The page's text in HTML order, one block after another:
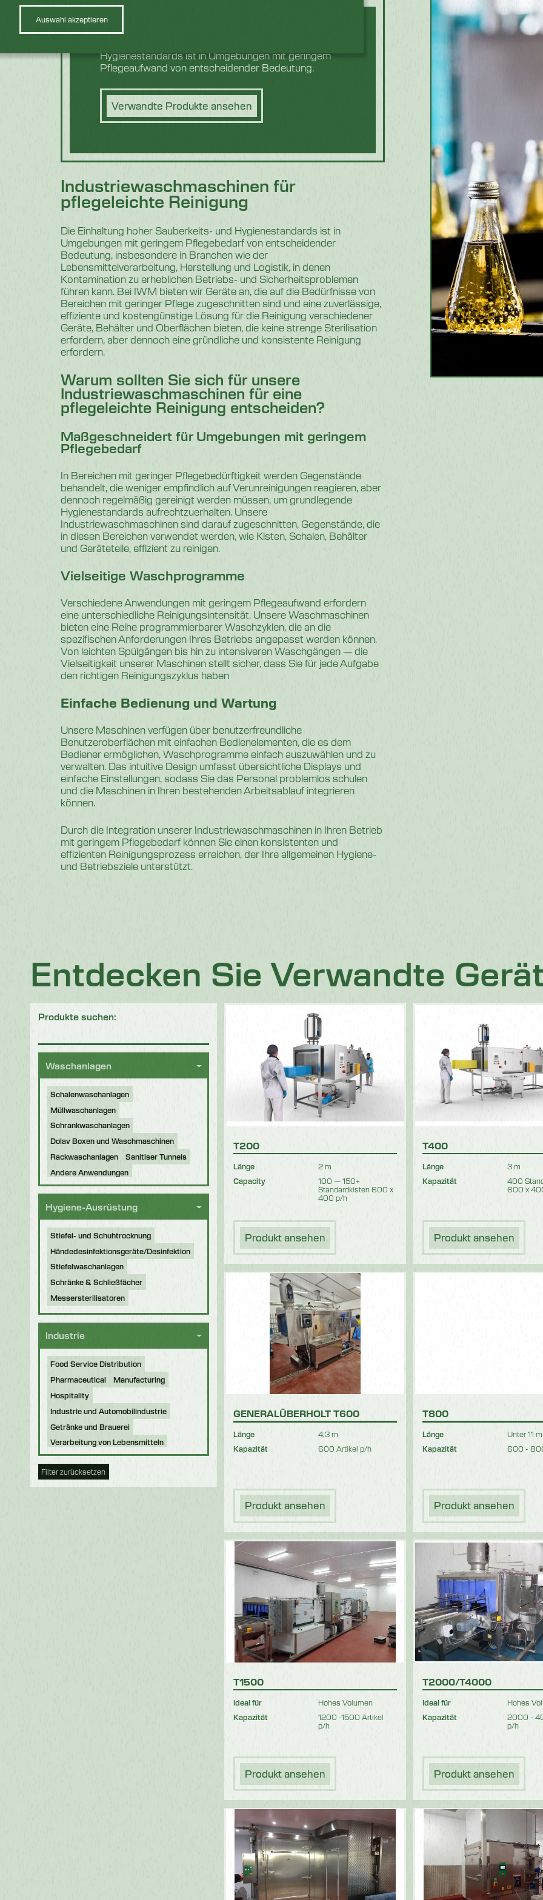
Auswahl akzeptieren
Hygienestandards ist in Umgebungen mit geringem
Pflegeaufwand von entscheidender Bedeutung.
Verwandte Produkte ansehen
Industriewaschmaschinen für
pflegeleichte Reinigung
Die Einhaltung hoher Sauberkeits- und Hygienestandards ist in
Umgebungen mit geringem Pflegebedarf von entscheidender
Bedeutung, insbesondere in Branchen wie der
Lebensmittelverarbeitung, Herstellung und Logistik, in denen
Kontamination zu erheblichen Betriebs- und Sicherheitsproblemen
führen kann. Bei IWM bieten wir Geräte an, die auf die Bedürfnisse von
Bereichen mit geringer Pflege zugeschnitten sind und eine zuverlässige,
effiziente und kostengünstige Lösung für die Reinigung verschiedener
Geräte, Behälter und Oberflächen bieten, die keine strenge Sterilisation
erfordern, aber dennoch eine gründliche und konsistente Reinigung
erfordern.
Warum sollten Sie sich für unsere
Industriewaschmaschinen für eine
pflegeleichte Reinigung entscheiden?
Maßgeschneidert für Umgebungen mit geringem
Pflegebedarf
In Bereichen mit geringer Pflegebedürftigkeit werden Gegenstände
behandelt, die weniger empfindlich auf Verunreinigungen reagieren, aber
dennoch regelmäßig gereinigt werden müssen, um grundlegende
Hygienestandards aufrechtzuerhalten. Unsere
Industriewaschmaschinen sind darauf zugeschnitten, Gegenstände, die
in diesen Bereichen verwendet werden, wie Kisten, Schalen, Behälter
und Geräteteile, effizient zu reinigen.
Vielseitige Waschprogramme
Verschiedene Anwendungen mit geringem Pflegeaufwand erfordern
eine unterschiedliche Reinigungsintensität. Unsere Waschmaschinen
bieten eine Reihe programmierbarer Waschzyklen, die an die
spezifischen Anforderungen Ihres Betriebs angepasst werden können.
Von leichten Spülgängen bis hin zu intensiveren Waschgängen — die
Vielseitigkeit unserer Maschinen stellt sicher, dass Sie für jede Aufgabe
den richtigen Reinigungszyklus haben
Einfache Bedienung und Wartung
Unsere Maschinen verfügen über benutzerfreundliche
Benutzeroberflächen mit einfachen Bedienelementen, die es dem
Bediener ermöglichen, Waschprogramme einfach auszuwählen und zu
verwalten. Das intuitive Design umfasst übersichtliche Displays und
einfache Einstellungen, sodass Sie das Personal problemlos schulen
und die Maschinen in Ihren bestehenden Arbeitsablauf integrieren
können.
Durch die Integration unserer Industriewaschmaschinen in Ihren Betrieb
mit geringem Pflegebedarf können Sie einen konsistenten und
effizienten Reinigungsprozess erreichen, der Ihre allgemeinen Hygiene-
und Betriebsziele unterstützt.
Entdecken Sie Verwandte
Produkte suchen:
Waschanlagen
Schalenwaschanlagen
Müllwaschanlagen
Schrankwaschanlagen
Dolav Boxen und Waschmaschinen
Rackwaschanlagen
Sanitiser Tunnels
Andere Anwendungen
Generalüberholte Maschinen
Hygiene-Ausrüstung
Stiefel- und Schuhtrocknung
Händedesinfektionsgeräte/Desinfektion
Stiefelwaschanlagen
Schränke & Schließfächer
Messersterilisatoren
Industrie
Food Service Distribution
Pharmaceutical
Manufacturing
Hospitality
Industrie und Automobilindustrie
Getränke und Brauerei
Verarbeitung von Lebensmitteln
Bäckerei
Lebensmittel der Zukunft
Nahrung für Haustiere
Süßwaren
Molkerei
Fische
Filter zurücksetzen
T200
Länge
2 m
Capacity
100 — 150+
Standardkisten 600 x
400 p/h
Produkt ansehen
T400
Länge
3 m
Kapazität
400
600 x
Produkt ansehen
GENERALÜBERHOLT T600
Länge
4,3 m
Kapazität
600 Artikel p/h
Produkt ansehen
T800
Länge
Unter 11 m
Kapazität
600 -
Produkt ansehen
T1500
Ideal für
Hohes Volumen
Kapazität
1200 -1500 Artikel
p/h
Produkt ansehen
T2000/T4000
Ideal für
Hohes
Kapazität
2000 -
p/h
Produkt ansehen